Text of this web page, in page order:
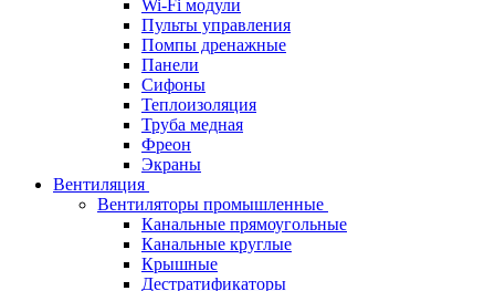
Wi-Fi модули
Пульты управления
Помпы дренажные
Панели
Сифоны
Теплоизоляция
Труба медная
Фреон
Экраны
Вентиляция
Вентиляторы промышленные
Канальные прямоугольные
Канальные круглые
Крышные
Дестратификаторы